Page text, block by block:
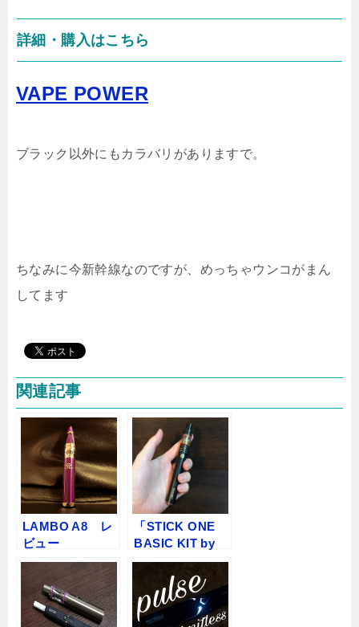
詳細・購入はこちら
VAPE POWER
ブラック以外にもカラバリがありますで。
ちなみに今新幹線なのですが、めっちゃウンコがまん
してます
関連記事
LAMBO A8 レ
ビュー
「STICK ONE
BASIC KIT by
SMOK」スター
ターレビュー